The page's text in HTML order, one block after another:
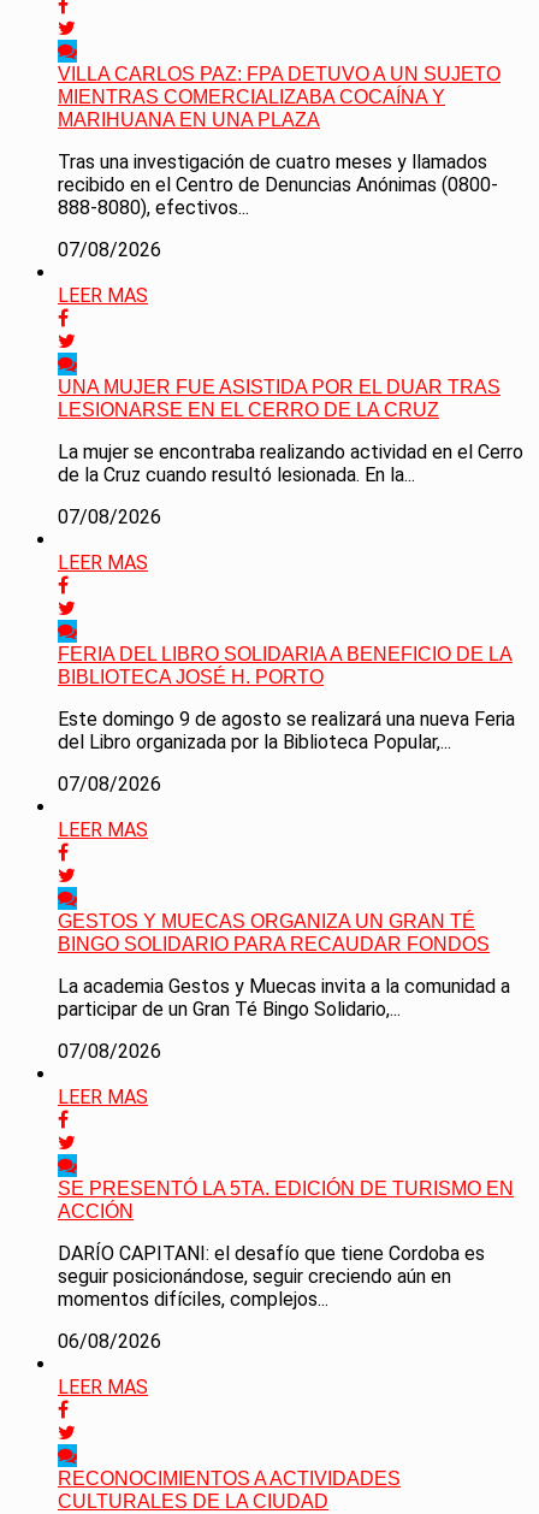
VILLA CARLOS PAZ: FPA DETUVO A UN SUJETO
MIENTRAS COMERCIALIZABA COCAÍNA Y
MARIHUANA EN UNA PLAZA
Tras una investigación de cuatro meses y llamados
recibido en el Centro de Denuncias Anónimas (0800-
888-8080), efectivos...
07/08/2026
LEER MAS
UNA MUJER FUE ASISTIDA POR EL DUAR TRAS
LESIONARSE EN EL CERRO DE LA CRUZ
La mujer se encontraba realizando actividad en el Cerro
de la Cruz cuando resultó lesionada. En la...
07/08/2026
LEER MAS
FERIA DEL LIBRO SOLIDARIA A BENEFICIO DE LA
BIBLIOTECA JOSÉ H. PORTO
Este domingo 9 de agosto se realizará una nueva Feria
del Libro organizada por la Biblioteca Popular,...
07/08/2026
LEER MAS
GESTOS Y MUECAS ORGANIZA UN GRAN TÉ
BINGO SOLIDARIO PARA RECAUDAR FONDOS
La academia Gestos y Muecas invita a la comunidad a
participar de un Gran Té Bingo Solidario,...
07/08/2026
LEER MAS
SE PRESENTÓ LA 5TA. EDICIÓN DE TURISMO EN
ACCIÓN
DARÍO CAPITANI: el desafío que tiene Cordoba es
seguir posicionándose, seguir creciendo aún en
momentos difíciles, complejos...
06/08/2026
LEER MAS
RECONOCIMIENTOS A ACTIVIDADES
CULTURALES DE LA CIUDAD